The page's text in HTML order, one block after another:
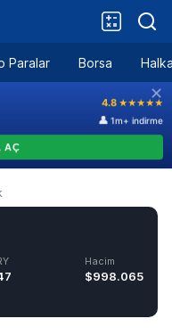
Paralar Borsa
Hacim
$998.065